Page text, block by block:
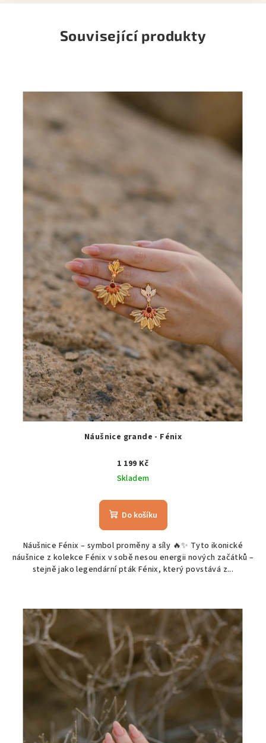
Související produkty
Náušnice grande - Fénix
1 199 Kč
Skladem
Do košíku
Náušnice Fénix – symbol proměny a síly 🔥✨ Tyto ikonické
náušnice z kolekce Fénix v sobě nesou energii nových začátků –
stejně jako legendární pták Fénix, který povstává z...